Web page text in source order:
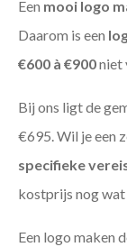
Een mooi logo
Daarom is een
€600 à €900niet
Bij ons ligt de
€695. Wil je een
specifieke
kostprijs nog
Een logo maken